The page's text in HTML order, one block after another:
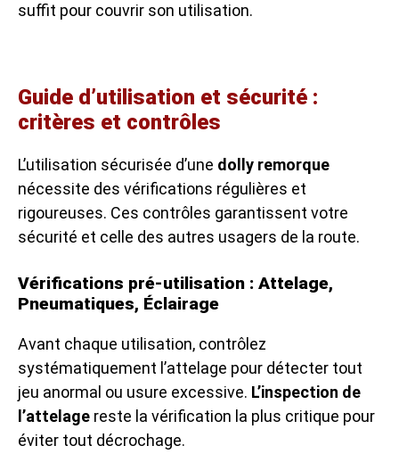
suffit pour couvrir son utilisation.
Guide d’utilisation et sécurité :
critères et contrôles
L’utilisation sécurisée d’une dolly remorque
nécessite des vérifications régulières et
rigoureuses. Ces contrôles garantissent votre
sécurité et celle des autres usagers de la route.
Vérifications pré-utilisation : Attelage,
Pneumatiques, Éclairage
Avant chaque utilisation, contrôlez
systématiquement l’attelage pour détecter tout
jeu anormal ou usure excessive. L’inspection de
l’attelage reste la vérification la plus critique pour
éviter tout décrochage.